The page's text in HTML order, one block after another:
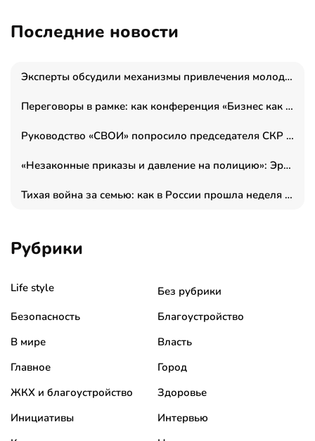
Последние новости
Эксперты обсудили механизмы привлечения молодых специалистов в промышленные города
Переговоры в рамке: как конференция «Бизнес как искусство» переформатирует деловой этикет в стенах ТПП РФ
Руководство «СВОИ» попросило председателя СКР дать правовую оценку обысков в тыловом штабе
«Незаконные приказы и давление на полицию»: Эрнеста Султанова задержали у посольства Израиля во время одиночного пикета
Тихая война за семью: как в России прошла неделя правовой помощи
Рубрики
Life style
Без рубрики
Безопасность
Благоустройство
В мире
Власть
Главное
Город
ЖКХ и благоустройство
Здоровье
Инициативы
Интервью